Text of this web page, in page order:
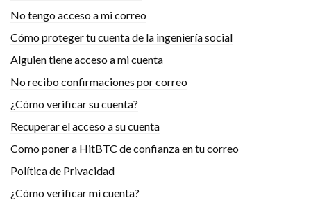
No tengo acceso a mi correo
Cómo proteger tu cuenta de la ingeniería social
Alguien tiene acceso a mi cuenta
No recibo confirmaciones por correo
¿Cómo verificar su cuenta?
Recuperar el acceso a su cuenta
Como poner a HitBTC de confianza en tu correo
Política de Privacidad
¿Cómo verificar mi cuenta?